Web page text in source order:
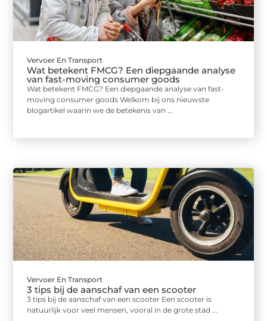
Vervoer En Transport
Wat betekent FMCG? Een diepgaande analyse
van fast-moving consumer goods
Wat betekent FMCG? Een diepgaande analyse van fast-
moving consumer goods Welkom bij ons nieuwste
blogartikel waarin we de betekenis van ...
Vervoer En Transport
3 tips bij de aanschaf van een scooter
3 tips bij de aanschaf van een scooter Een scooter is
natuurlijk voor veel mensen, vooral in de grote stad ...